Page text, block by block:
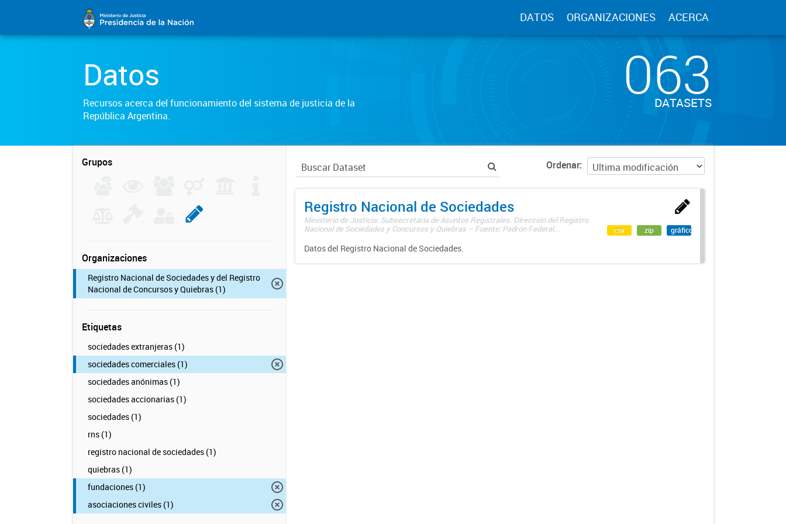
DATOS ORGANIZACIONES ACERCA
Datos
Recursos acerca del funcionamiento del sistema de justicia de la
República Argentina.
063
DATASETS
Grupos
Organizaciones
Registro Nacional de Sociedades y del Registro
Nacional de Concursos y Quiebras (1)
Etiquetas
sociedades extranjeras (1)
sociedades comerciales (1)
sociedades anónimas (1)
sociedades accionarias (1)
sociedades (1)
rns (1)
registro nacional de sociedades (1)
quiebras (1)
fundaciones (1)
asociaciones civiles (1)
Ordenar
Registro Nacional de Sociedades
Ministerio de Justicia. Subsecretaría de Asuntos Registrales. Dirección del Registro
Nacional de Sociedades y Concursos y Quiebras – Fuente: Padrón Federal...
Datos del Registro Nacional de Sociedades.
csv zip gráfico